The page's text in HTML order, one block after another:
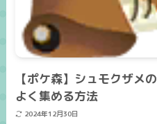
【ポケ森】シュモクザメ
よく集める方法
2024年12月30日